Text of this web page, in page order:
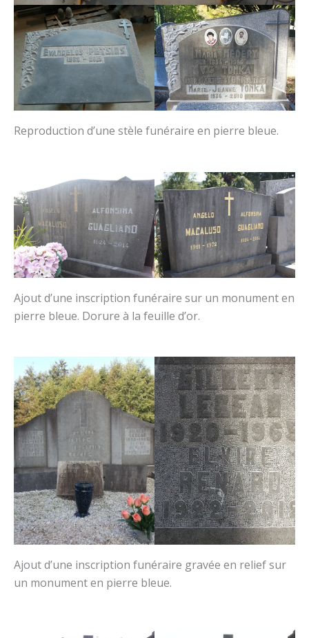
Reproduction d’une stèle funéraire en pierre bleue.
Ajout d’une inscription funéraire sur un monument en
pierre bleue. Dorure à la feuille d’or.
Ajout d’une inscription funéraire gravée en relief sur
un monument en pierre bleue.